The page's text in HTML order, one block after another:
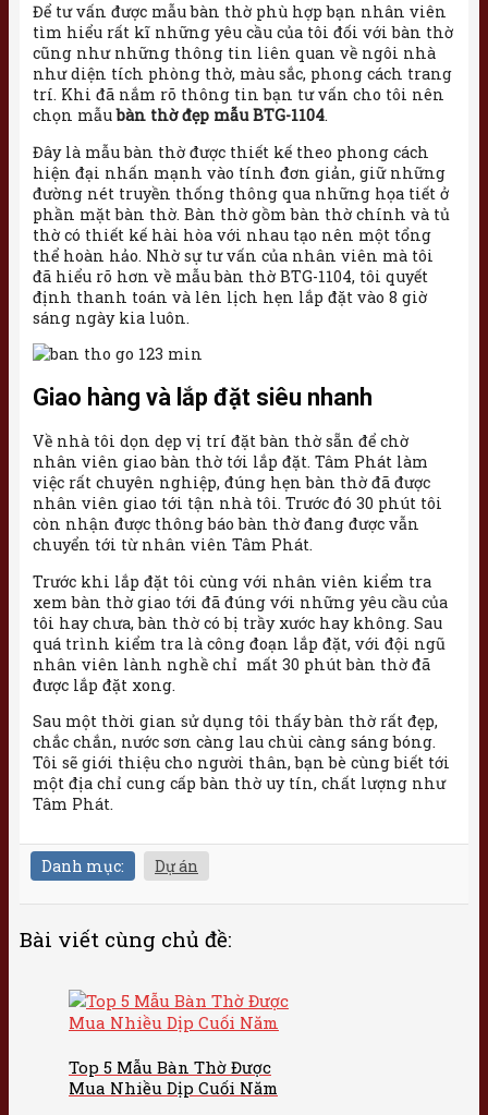
Để tư vấn được mẫu bàn thờ phù hợp bạn nhân viên
tìm hiểu rất kĩ những yêu cầu của tôi đối với bàn thờ
cũng như những thông tin liên quan về ngôi nhà
như diện tích phòng thờ, màu sắc, phong cách trang
trí. Khi đã nắm rõ thông tin bạn tư vấn cho tôi nên
chọn mẫubàn thờ đẹp mẫu BTG-1104.
Đây là mẫu bàn thờ được thiết kế theo phong cách
hiện đại nhấn mạnh vào tính đơn giản, giữ những
đường nét truyền thống thông qua những họa tiết ở
phần mặt bàn thờ. Bàn thờ gồm bàn thờ chính và tủ
thờ có thiết kế hài hòa với nhau tạo nên một tổng
thể hoàn hảo. Nhờ sự tư vấn của nhân viên mà tôi
đã hiểu rõ hơn về mẫu bàn thờ BTG-1104, tôi quyết
định thanh toán và lên lịch hẹn lắp đặt vào 8 giờ
sáng ngày kia luôn.
Giao hàng và lắp đặt siêu nhanh
Về nhà tôi dọn dẹp vị trí đặt bàn thờ sẵn để chờ
nhân viên giao bàn thờ tới lắp đặt. Tâm Phát làm
việc rất chuyên nghiệp, đúng hẹn bàn thờ đã được
nhân viên giao tới tận nhà tôi. Trước đó 30 phút tôi
còn nhận được thông báo bàn thờ đang được vẫn
chuyển tới từ nhân viên Tâm Phát.
Trước khi lắp đặt tôi cùng với nhân viên kiểm tra
xem bàn thờ giao tới đã đúng với những yêu cầu của
tôi hay chưa, bàn thờ có bị trầy xước hay không. Sau
quá trình kiểm tra là công đoạn lắp đặt, với đội ngũ
nhân viên lành nghề chỉ mất 30 phút bàn thờ đã
được lắp đặt xong.
Sau một thời gian sử dụng tôi thấy bàn thờ rất đẹp,
chắc chắn, nước sơn càng lau chùi càng sáng bóng.
Tôi sẽ giới thiệu cho người thân, bạn bè cùng biết tới
một địa chỉ cung cấp bàn thờ uy tín, chất lượng như
Tâm Phát.
Danh mục: Dự án
Bài viết cùng chủ đề:
Top 5 Mẫu Bàn Thờ Được
Mua Nhiều Dịp Cuối Năm